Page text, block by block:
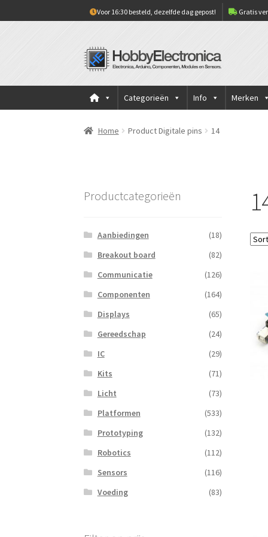
Voor 16:30 besteld, dezelfde dag gepost! Gratis
Ga
door
navigatie
Ga
naar
inhoud
Categorieën Info Merken
Home Product Digitale pins 14
Productcategorieën
Aanbiedingen
(18)
Breakout board
(82)
Communicatie
(126)
Componenten
(164)
Displays
(65)
Gereedschap
(24)
IC
(29)
Kits
(71)
Licht
(73)
Platformen
(533)
Prototyping
(132)
Robotics
(112)
Sensors
(116)
Voeding
(83)